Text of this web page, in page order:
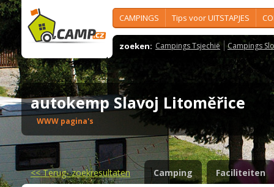
CAMPINGS Tips voor UITSTAPJES
zoeken: Campings Tsjechië Campings
autokemp Slavoj Litoměřice
WWW pagina's
<<Terug- zoekresultaten Camping Faciliteiten